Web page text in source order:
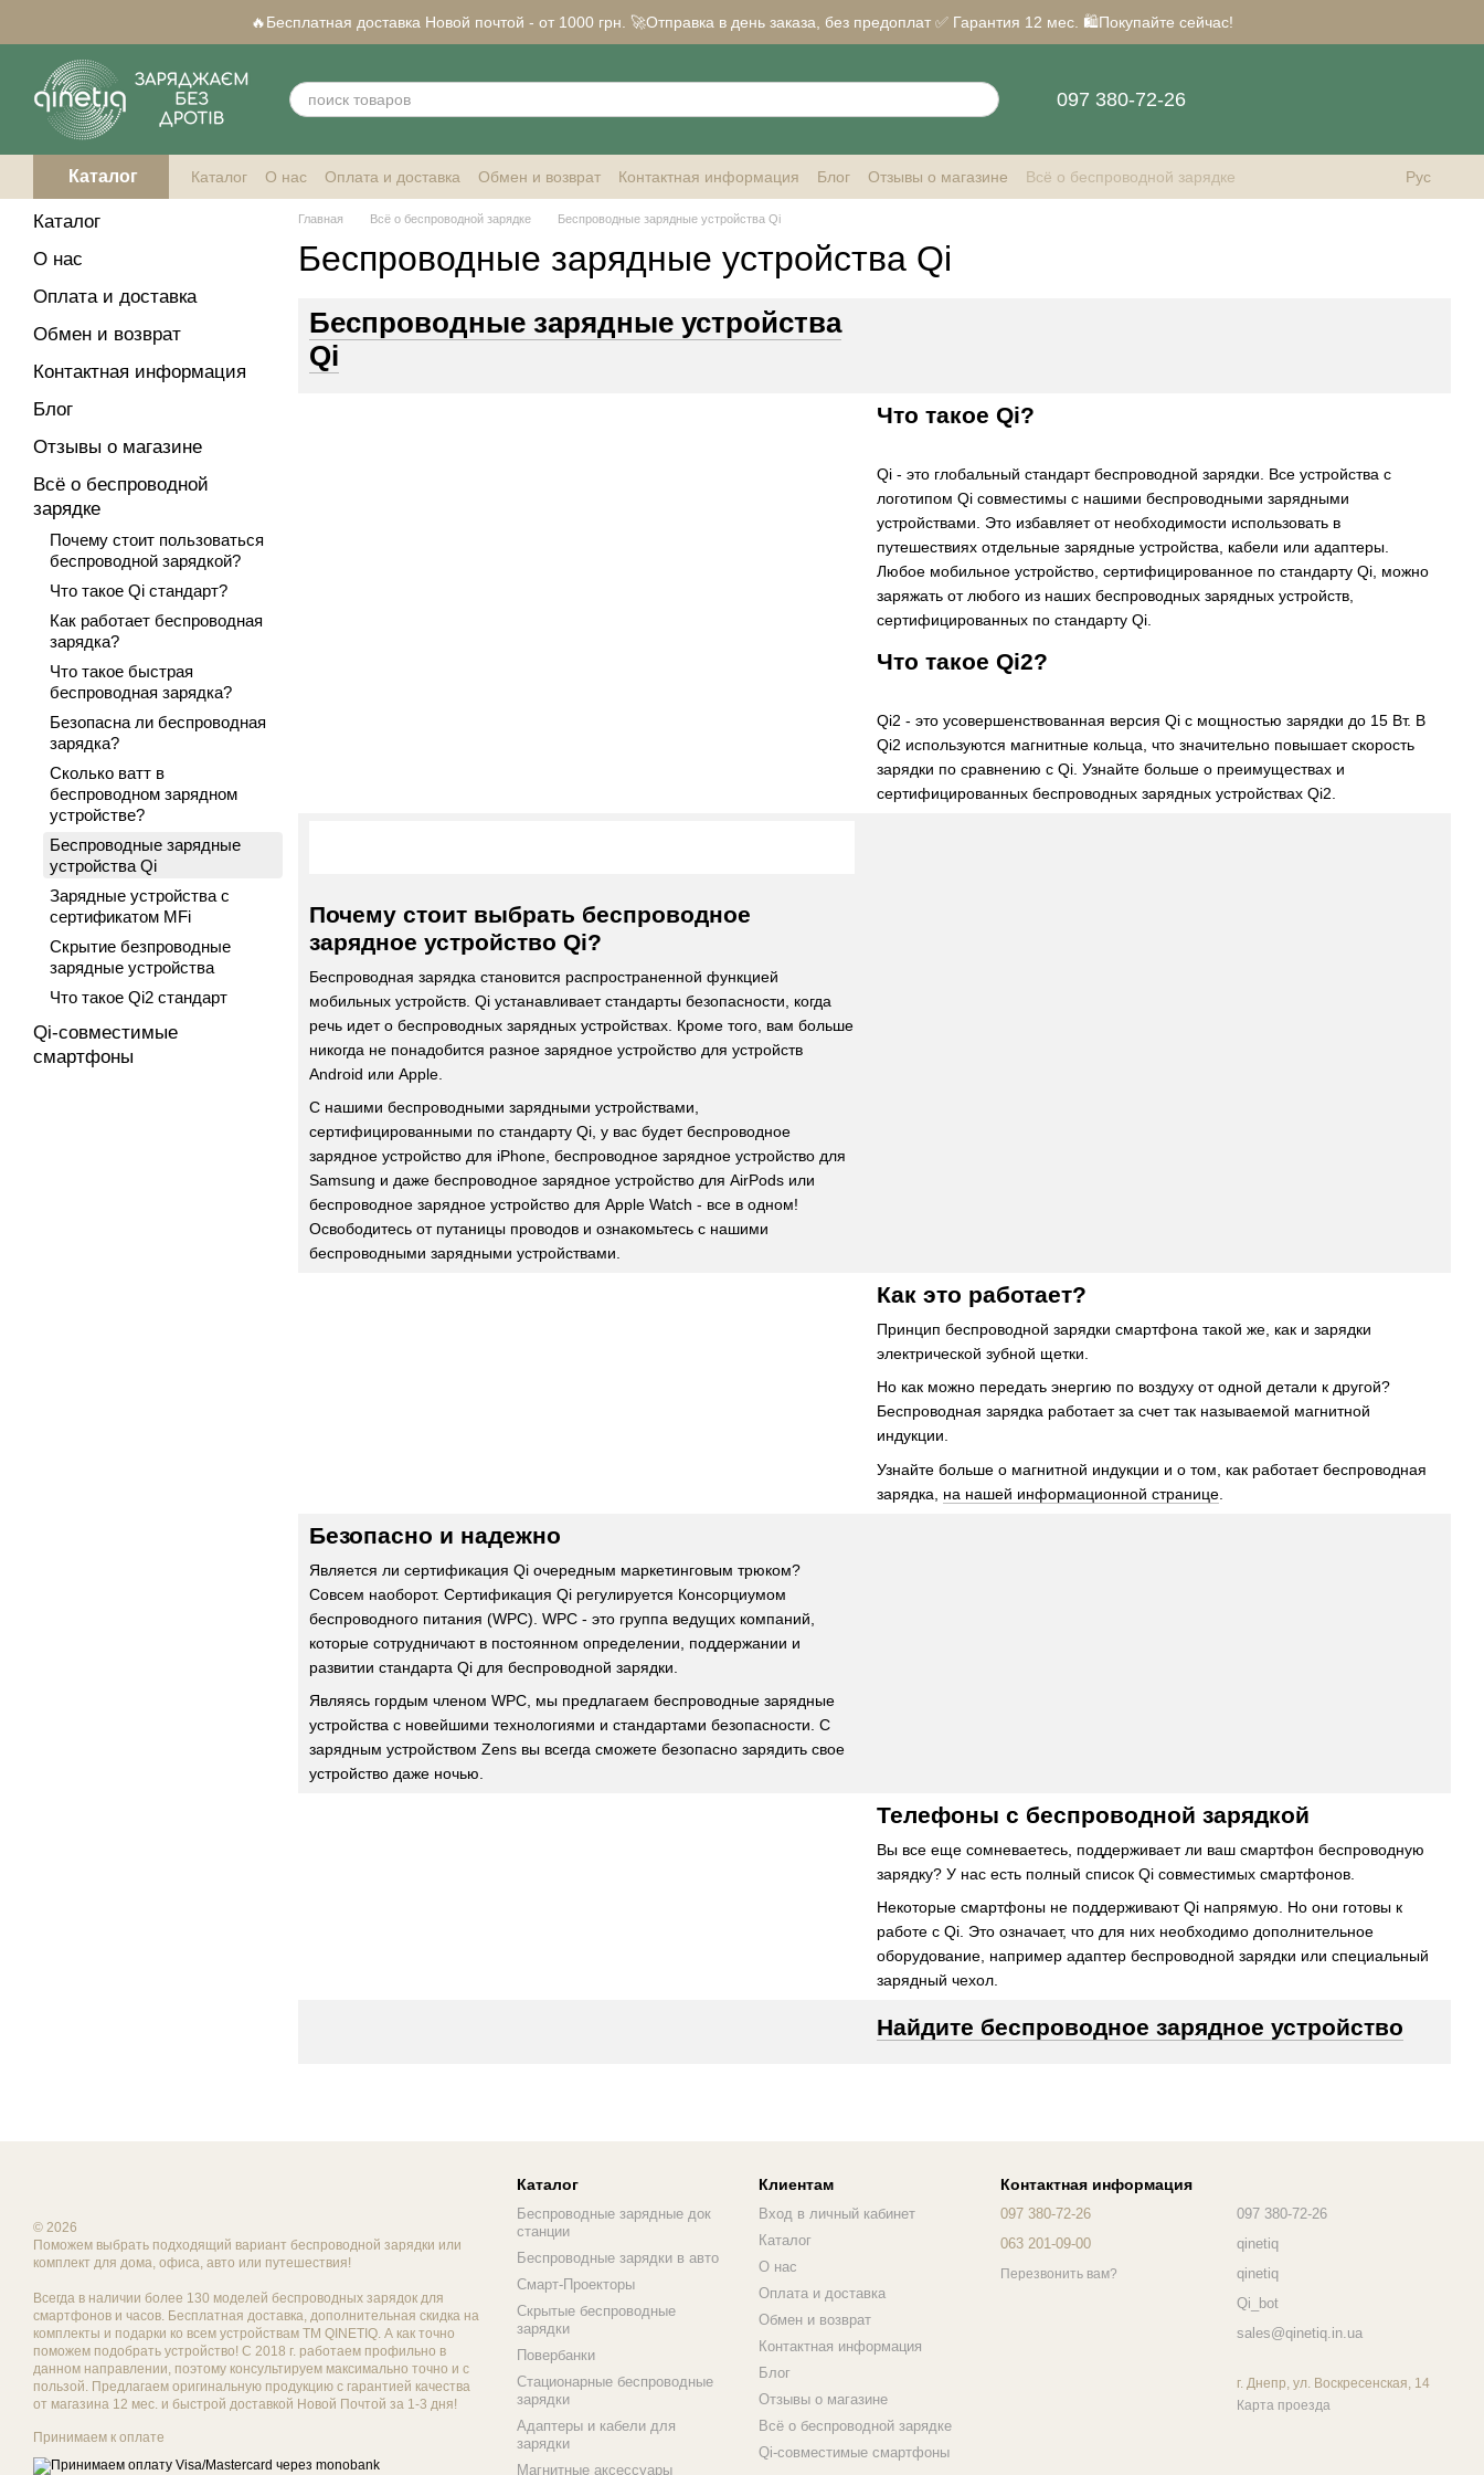
🔥Бесплатная доставка Новой почтой - от 1000 грн. 🚀Отправка в день заказа, без предоплат ✅ Гарантия 12 мес. 🛍️Покупайте сейчас!
097 380-72-26
Каталог Каталог О нас Оплата и доставка Обмен и возврат Контактная информация Блог Отзывы о магазине
Всё о беспроводной зарядке
Qi-совместимые смартфоны
Рус
Главная Всё о беспроводной зарядке Беспроводные зарядные устройства Qi
Беспроводные зарядные устройства Qi
Беспроводные зарядные устройства
Qi
Что такое Qi?
Qi - это глобальный стандарт беспроводной зарядки. Все устройства с
логотипом Qi совместимы с нашими беспроводными зарядными
устройствами. Это избавляет от необходимости использовать в
путешествиях отдельные зарядные устройства, кабели или адаптеры.
Любое мобильное устройство, сертифицированное по стандарту Qi, можно
заряжать от любого из наших беспроводных зарядных устройств,
сертифицированных по стандарту Qi.
Что такое Qi2?
Qi2 - это усовершенствованная версия Qi с мощностью зарядки до 15 Вт. В
Qi2 используются магнитные кольца, что значительно повышает скорость
зарядки по сравнению с Qi. Узнайте больше о преимуществах и
сертифицированных беспроводных зарядных устройствах Qi2.
Почему стоит выбрать беспроводное
зарядное устройство Qi?
Беспроводная зарядка становится распространенной функцией
мобильных устройств. Qi устанавливает стандарты безопасности, когда
речь идет о беспроводных зарядных устройствах. Кроме того, вам больше
никогда не понадобится разное зарядное устройство для устройств
Android или Apple.
С нашими беспроводными зарядными устройствами,
сертифицированными по стандарту Qi, у вас будет беспроводное
зарядное устройство для iPhone, беспроводное зарядное устройство для
Samsung и даже беспроводное зарядное устройство для AirPods или
беспроводное зарядное устройство для Apple Watch - все в одном!
Освободитесь от путаницы проводов и ознакомьтесь с нашими
беспроводными зарядными устройствами.
Как это работает?
Принцип беспроводной зарядки смартфона такой же, как и зарядки
электрической зубной щетки.
Но как можно передать энергию по воздуху от одной детали к другой?
Беспроводная зарядка работает за счет так называемой магнитной
индукции.
Узнайте больше о магнитной индукции и о том, как работает беспроводная
зарядка, на нашей информационной странице
Безопасно и надежно
Является ли сертификация Qi очередным маркетинговым трюком?
Совсем наоборот. Сертификация Qi регулируется Консорциумом
беспроводного питания (WPC). WPC - это группа ведущих компаний,
которые сотрудничают в постоянном определении, поддержании и
развитии стандарта Qi для беспроводной зарядки.
Являясь гордым членом WPC, мы предлагаем беспроводные зарядные
устройства с новейшими технологиями и стандартами безопасности. С
зарядным устройством Zens вы всегда сможете безопасно зарядить свое
устройство даже ночью.
Телефоны с беспроводной зарядкой
Вы все еще сомневаетесь, поддерживает ли ваш смартфон беспроводную
зарядку? У нас есть полный список Qi совместимых смартфонов.
Некоторые смартфоны не поддерживают Qi напрямую. Но они готовы к
работе с Qi. Это означает, что для них необходимо дополнительное
оборудование, например адаптер беспроводной зарядки или специальный
зарядный чехол.
Найдите беспроводное зарядное устройство
Каталог
О нас
Оплата и доставка
Обмен и возврат
Контактная информация
Блог
Отзывы о магазине
Всё о беспроводной
зарядке
Почему стоит пользоваться
беспроводной зарядкой?
Что такое Qi стандарт?
Как работает беспроводная
зарядка?
Что такое быстрая
беспроводная зарядка?
Безопасна ли беспроводная
зарядка?
Сколько ватт в
беспроводном зарядном
устройстве?
Беспроводные зарядные
устройства Qi
Зарядные устройства с
сертификатом MFi
Скрытие безпроводные
зарядные устройства
Что такое Qi2 стандарт
Qi-совместимые
смартфоны
© 2026
Поможем выбрать подходящий вариант беспроводной зарядки или
комплект для дома, офиса, авто или путешествия!
Всегда в наличии более 130 моделей беспроводных зарядок для
смартфонов и часов. Бесплатная доставка, дополнительная скидка на
комплекты и подарки ко всем устройствам ТМ QINETIQ. А как точно
поможем подобрать устройство! С 2018 г. работаем профильно в
данном направлении, поэтому консультируем максимально точно и с
пользой. Предлагаем оригинальную продукцию с гарантией качества
от магазина 12 мес. и быстрой доставкой Новой Почтой за 1-3 дня!
Принимаем к оплате
Каталог
Беспроводные зарядные док
станции
Беспроводные зарядки в авто
Смарт-Проекторы
Скрытые беспроводные
зарядки
Повербанки
Стационарные беспроводные
зарядки
Адаптеры и кабели для
зарядки
Магнитные аксессуары
Клиентам
Вход в личный кабинет
Каталог
О нас
Оплата и доставка
Обмен и возврат
Контактная информация
Блог
Отзывы о магазине
Всё о беспроводной зарядке
Qi-совместимые смартфоны
Контактная информация
097 380-72-26
063 201-09-00
Перезвонить вам?
097 380-72-26
qinetiq
qinetiq
Qi_bot
sales@qinetiq.in.ua
г. Днепр, ул. Воскресенская, 14
Карта проезда